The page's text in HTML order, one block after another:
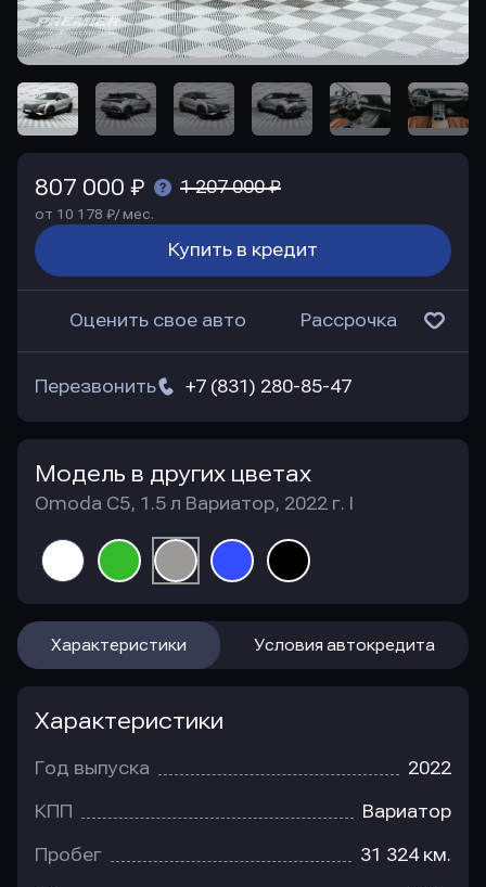
807 000 ₽ 1 207 000 ₽
от 10 178 ₽/ мес.
Купить в кредит
Оценить свое авто Рассрочка
+7 (831) 280-85-47
Перезвонить
Модель в других цветах
Omoda C5, 1.5 л Вариатор, 2022 г. I
Характеристики Условия автокредита
Характеристики
Год выпуска 2022
КПП Вариатор
Пробег 31 324 км.